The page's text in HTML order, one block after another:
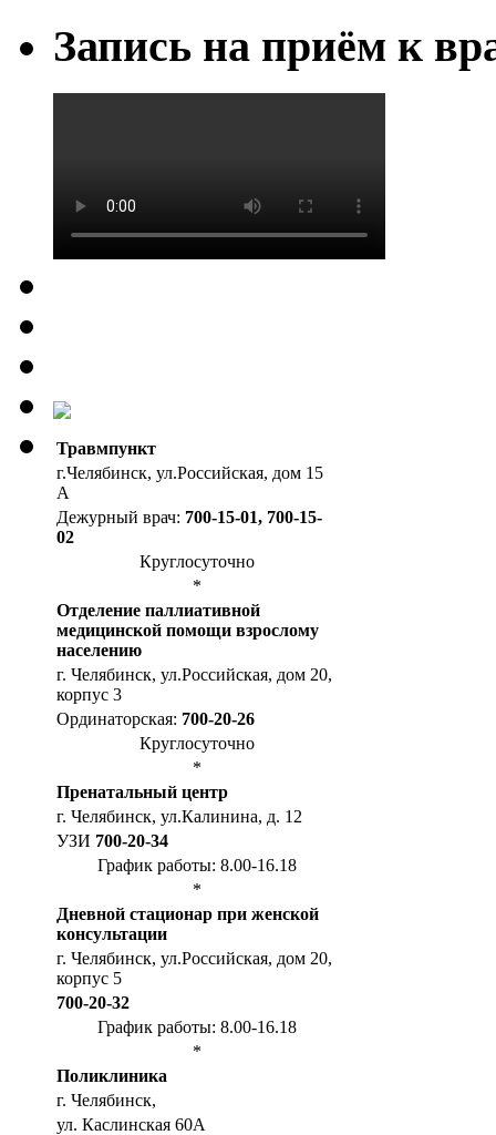
Запись на приём к
Травмпункт
г.Челябинск, ул.Российская, дом 15
А
Дежурный врач: 700-15-01, 700-15-
02
Круглосуточно
*
Отделение паллиативной
медицинской помощи взрослому
населению
г. Челябинск, ул.Российская, дом 20,
корпус 3
Ординаторская: 700-20-26
Круглосуточно
*
Пренатальный центр
г. Челябинск, ул.Калинина, д. 12
УЗИ 700-20-34
График работы: 8.00-16.18
*
Дневной стационар при женской
консультации
г. Челябинск, ул.Российская, дом 20,
корпус 5
700-20-32
График работы: 8.00-16.18
*
Поликлиника
г. Челябинск,
ул. Каслинская 60А